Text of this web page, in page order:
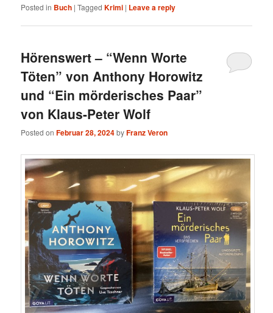
Posted in Buch |Tagged Krimi | Leave a reply
Hörenswert – “Wenn Worte
Töten” von Anthony Horowitz
und “Ein mörderisches Paar”
von Klaus-Peter Wolf
Posted onFebruar 28, 2024byFranz Veron